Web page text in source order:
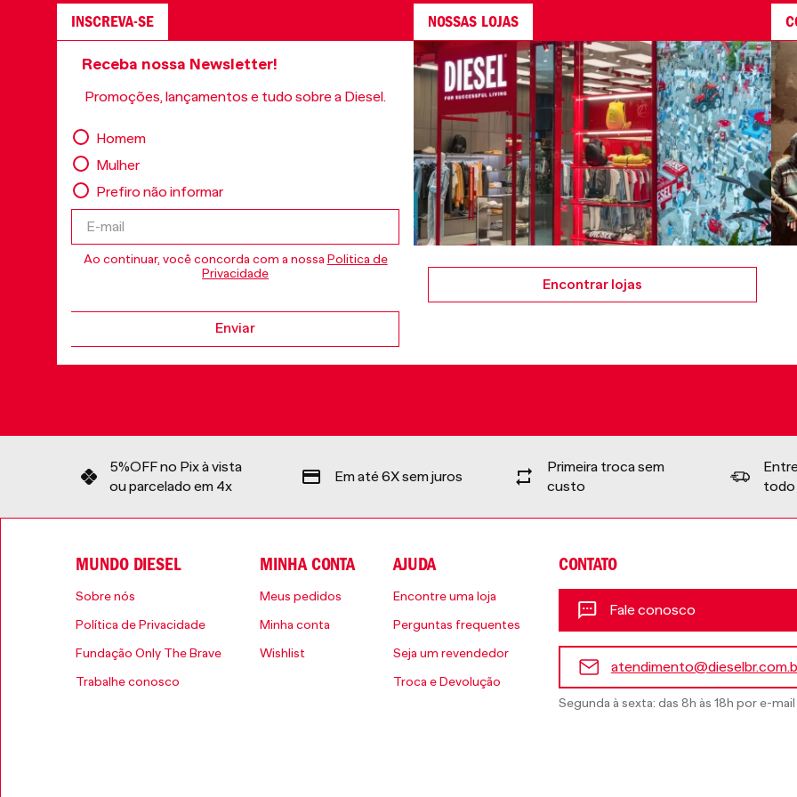
INSCREVA-SE
Receba nossa Newsletter!
Promoções, lançamentos e tudo sobre a Diesel.
Homem
Mulher
Prefiro não informar
Ao continuar, você concorda com a nossa Politica de
Privacidade
Enviar
NOSSAS LOJAS
Encontrar lojas
5%OFF no Pix à vista
ou parcelado em 4x
Em até 6X sem juros
Primeira troca sem
custo
todo
MUNDO DIESEL
Sobre nós
Política de Privacidade
Fundação Only The Brave
Trabalhe conosco
MINHA CONTA
Meus pedidos
Minha conta
Wishlist
AJUDA
Encontre uma loja
Perguntas frequentes
Seja um revendedor
Troca e Devolução
CONTATO
Fale conosco
Segunda à sexta: das 8h às 18h por e-mail